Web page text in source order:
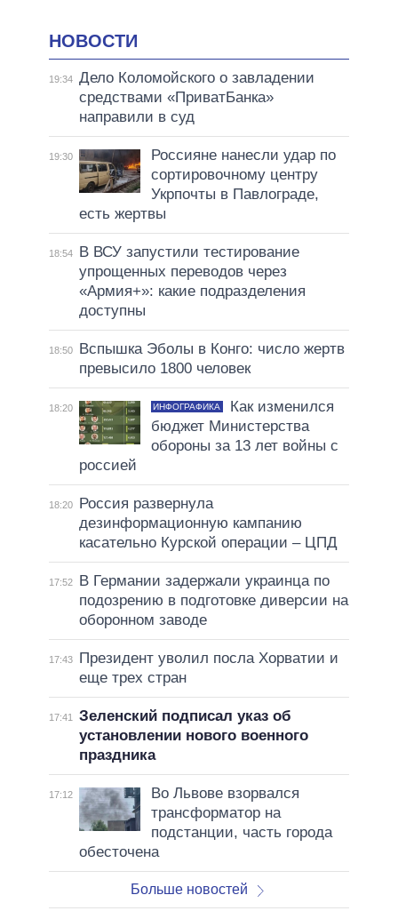
НОВОСТИ
19:34 Дело Коломойского о завладении
средствами «ПриватБанка»
направили в суд
19:30
Россияне нанесли удар по
сортировочному центру
Укрпочты в Павлограде,
есть жертвы
18:54
В ВСУ запустили тестирование
упрощенных переводов через
«Армия+»: какие подразделения
доступны
18:50
Вспышка Эболы в Конго: число жертв
превысило 1800 человек
18:20 ИНФОГРАФИКА
Как изменился
бюджет Министерства
обороны за 13 лет войны с
россией
18:20
Россия развернула
дезинформационную кампанию
касательно Курской операции – ЦПД
17:52
В Германии задержали украинца по
подозрению в подготовке диверсии на
оборонном заводе
17:43
Президент уволил посла Хорватии и
еще трех стран
17:41
Зеленский подписал указ об
установлении нового военного
праздника
17:12
Во Львове взорвался
трансформатор на
подстанции, часть города
обесточена
Больше новостей